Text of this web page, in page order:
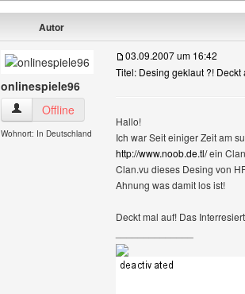
Autor
onlinespiele96
onlinespiele96 Benutzer-Profile anzeigen
Offline
Wohnort: In Deutschland
03.09.2007 um 16:42
Titel: Desing geklaut ?! Deckt
Hallo!
Ich war Seit einiger Zeit am
http://www.noob.de.tl/ein
Clan.vu dieses Desing von
Ahnung was damit los ist!
Deckt mal auf! Das